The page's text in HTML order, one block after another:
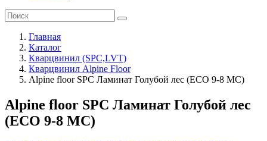
Главная
Каталог
Кварцвинил (SPC,LVT)
Кварцвинил Alpine Floor
Alpine floor SPC Ламинат Голубой лес (ECO 9-8 MC)
Alpine floor SPC Ламинат Голубой лес
(ECO 9-8 MC)